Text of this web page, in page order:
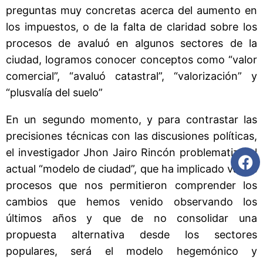
preguntas muy concretas acerca del aumento en
los impuestos, o de la falta de claridad sobre los
procesos de avaluó en algunos sectores de la
ciudad, logramos conocer conceptos como “valor
comercial”, “avaluó catastral”, “valorización” y
“plusvalía del suelo”
En un segundo momento, y para contrastar las
precisiones técnicas con las discusiones políticas,
el investigador Jhon Jairo Rincón problematizó el
actual “modelo de ciudad”, que ha implicado varios
procesos que nos permitieron comprender los
cambios que hemos venido observando los
últimos años y que de no consolidar una
propuesta alternativa desde los sectores
populares, será el modelo hegemónico y